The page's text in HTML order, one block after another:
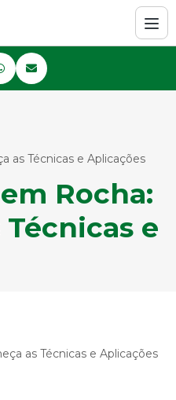
as Técnicas e Aplicações
Rocha:
e